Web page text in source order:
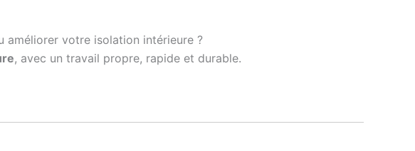
améliorer votre isolation intérieure ?
, avec un travail propre, rapide et durable.